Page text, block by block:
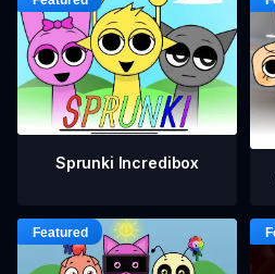
Sprunki Incredibox